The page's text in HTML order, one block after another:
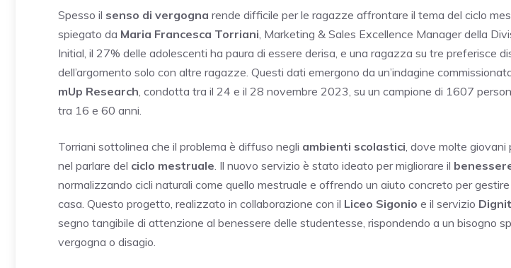
Spesso il senso di vergogna rende difficile per le ragazze affrontare il tema del ciclo
spiegato da Maria Francesca Torriani, Marketing & Sales Excellence Manager della
Initial, il 27% delle adolescenti ha paura di essere derisa, e una ragazza su tre preferisce
dell’argomento solo con altre ragazze. Questi dati emergono da un’indagine
mUp Research, condotta tra il 24 e il 28 novembre 2023, su un campione di 1607
tra 16 e 60 anni.
Torriani sottolinea che il problema è diffuso negli ambienti scolastici, dove molte giovani
nel parlare del ciclo mestruale. Il nuovo servizio è stato ideato per migliorare il
normalizzando cicli naturali come quello mestruale e offrendo un aiuto concreto per
casa. Questo progetto, realizzato in collaborazione con il Liceo Sigonio e il servizio
segno tangibile di attenzione al benessere delle studentesse, rispondendo a un bisogno
vergogna o disagio.